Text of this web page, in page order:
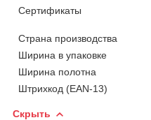
Сертификаты
Страна производства
Ширина в упаковке
Ширина полотна
Штрихкод (EAN-13)
Скрыть